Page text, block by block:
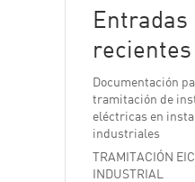
Entradas
recientes
Documentación
tramitación de
eléctricas en
industriales
TRAMITACIÓN
INDUSTRIAL